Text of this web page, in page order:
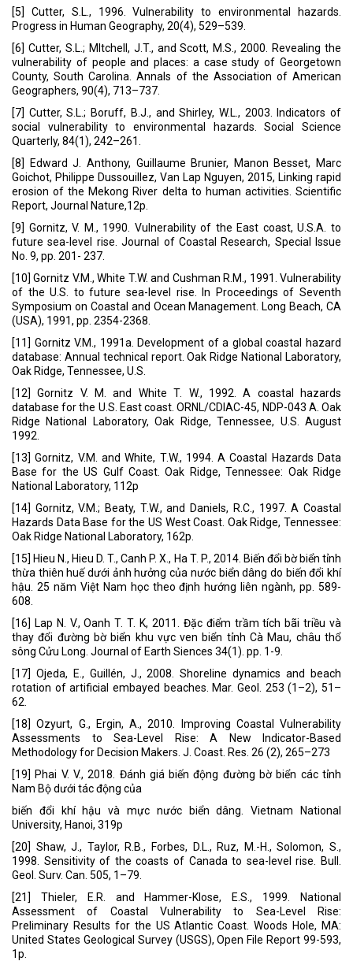
[5] Cutter, S.L., 1996. Vulnerability to environmental hazards.
Progress in Human Geography, 20(4), 529–539.
[6] Cutter, S.L.; MItchell, J.T., and Scott, M.S., 2000. Revealing the
vulnerability of people and places: a case study of Georgetown
County, South Carolina. Annals of the Association of American
Geographers, 90(4), 713–737.
[7] Cutter, S.L.; Boruff, B.J., and Shirley, W.L., 2003. Indicators of
social vulnerability to environmental hazards. Social Science
Quarterly, 84(1), 242–261.
[8] Edward J. Anthony, Guillaume Brunier, Manon Besset, Marc
Goichot, Philippe Dussouillez, Van Lap Nguyen, 2015, Linking rapid
erosion of the Mekong River delta to human activities. Scientific
Report, Journal Nature,12p.
[9] Gornitz, V. M., 1990. Vulnerability of the East coast, U.S.A. to
future sea-level rise. Journal of Coastal Research, Special Issue
No. 9, pp. 201- 237.
[10] Gornitz V.M., White T.W. and Cushman R.M., 1991. Vulnerability
of the U.S. to future sea-level rise. In Proceedings of Seventh
Symposium on Coastal and Ocean Management. Long Beach, CA
(USA), 1991, pp. 2354-2368.
[11] Gornitz V.M., 1991a. Development of a global coastal hazard
database: Annual technical report. Oak Ridge National Laboratory,
Oak Ridge, Tennessee, U.S.
[12] Gornitz V. M. and White T. W., 1992. A coastal hazards
database for the U.S. East coast. ORNL/CDIAC-45, NDP-043 A. Oak
Ridge National Laboratory, Oak Ridge, Tennessee, U.S. August
1992.
[13] Gornitz, V.M. and White, T.W., 1994. A Coastal Hazards Data
Base for the US Gulf Coast. Oak Ridge, Tennessee: Oak Ridge
National Laboratory, 112p
[14] Gornitz, V.M.; Beaty, T.W., and Daniels, R.C., 1997. A Coastal
Hazards Data Base for the US West Coast. Oak Ridge, Tennessee:
Oak Ridge National Laboratory, 162p.
[15] Hieu N., Hieu D. T., Canh P. X., Ha T. P., 2014. Biến đổi bờ biển tỉnh
thừa thiên huế dưới ảnh hưởng của nước biển dâng do biến đổi khí
hậu. 25 năm Việt Nam học theo định hướng liên ngành, pp. 589-
608.
[16] Lap N. V., Oanh T. T. K, 2011. Đặc điểm trầm tích bãi triều và
thay đổi đường bờ biển khu vực ven biển tỉnh Cà Mau, châu thổ
sông Cửu Long. Journal of Earth Siences 34(1). pp. 1-9.
[17] Ojeda, E., Guillén, J., 2008. Shoreline dynamics and beach
rotation of artificial embayed beaches. Mar. Geol. 253 (1–2), 51–
62.
[18] Ozyurt, G., Ergin, A., 2010. Improving Coastal Vulnerability
Assessments to Sea-Level Rise: A New Indicator-Based
Methodology for Decision Makers. J. Coast. Res. 26 (2), 265–273
[19] Phai V. V., 2018. Đánh giá biến động đường bờ biển các tỉnh
Nam Bộ dưới tác động của
biến đổi khí hậu và mực nước biển dâng. Vietnam National
University, Hanoi, 319p
[20] Shaw, J., Taylor, R.B., Forbes, D.L., Ruz, M.-H., Solomon, S.,
1998. Sensitivity of the coasts of Canada to sea-level rise. Bull.
Geol. Surv. Can. 505, 1–79.
[21] Thieler, E.R. and Hammer-Klose, E.S., 1999. National
Assessment of Coastal Vulnerability to Sea-Level Rise:
Preliminary Results for the US Atlantic Coast. Woods Hole, MA:
United States Geological Survey (USGS), Open File Report 99-593,
1p.